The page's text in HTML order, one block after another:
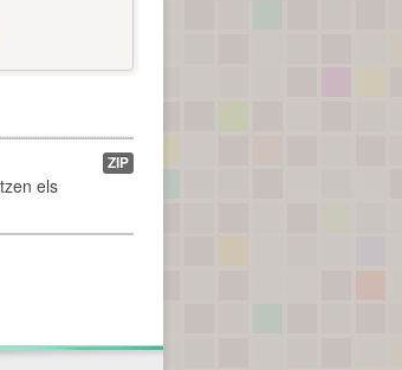
els
ZIP